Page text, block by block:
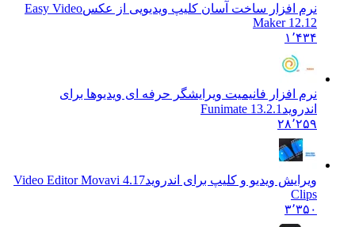
نرم افزار ساخت آسان کلیپ ویدیویی از عکسEasy Video
Maker 12.12
۱٬۴۳۴
نرم افزار فانیمیت ویرایشگر حرفه ای ویدیوها برای
اندروید Funimate 13.2.1
۲۸٬۲۵۹
ویرایش ویدیو و کلیپ برای اندروید
4.17 Video Editor Movavi
Clips
۳٬۳۵۰